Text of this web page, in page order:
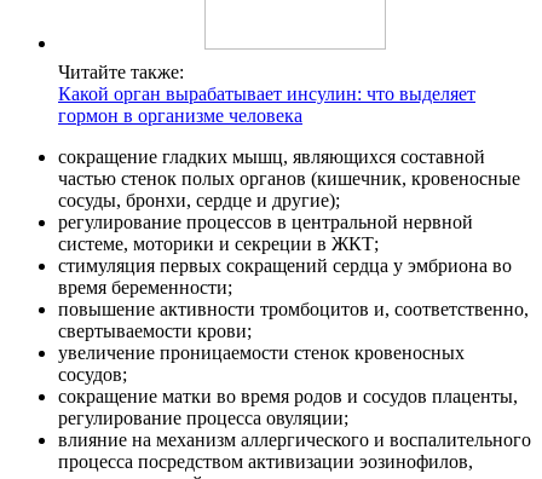
Читайте также:
Какой орган вырабатывает инсулин: что выделяет
гормон в организме человека
сокращение гладких мышц, являющихся составной
частью стенок полых органов (кишечник, кровеносные
сосуды, бронхи, сердце и другие);
регулирование процессов в центральной нервной
системе, моторики и секреции в ЖКТ;
стимуляция первых сокращений сердца у эмбриона во
время беременности;
повышение активности тромбоцитов и, соответственно,
свертываемости крови;
увеличение проницаемости стенок кровеносных
сосудов;
сокращение матки во время родов и сосудов плаценты,
регулирование процесса овуляции;
влияние на механизм аллергического и воспалительного
процесса посредством активизации эозинофилов,